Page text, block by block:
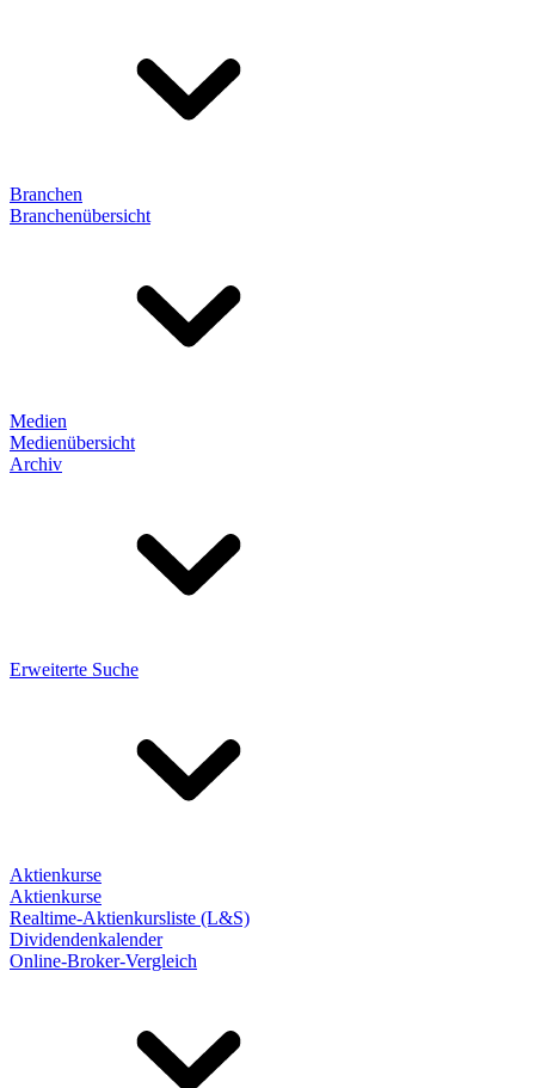
Branchen
Branchenübersicht
Medien
Medienübersicht
Archiv
Erweiterte Suche
Aktienkurse
Aktienkurse
Realtime-Aktienkursliste (L&S)
Dividendenkalender
Online-Broker-Vergleich